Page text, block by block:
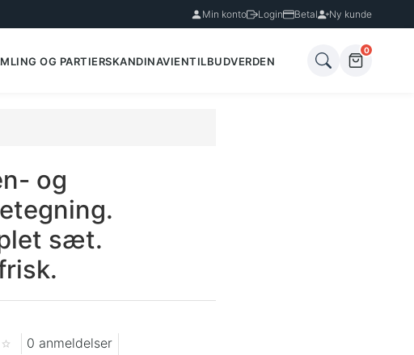
Min konto Login Betal Ny kunde
OG PARTIERSKANDINAVIENTILBUDVERDEN
0
og
sæt.
0 anmeldelser